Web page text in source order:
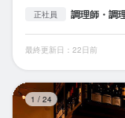
正社員 調理師・調
最終更新日：22日前
1 / 24